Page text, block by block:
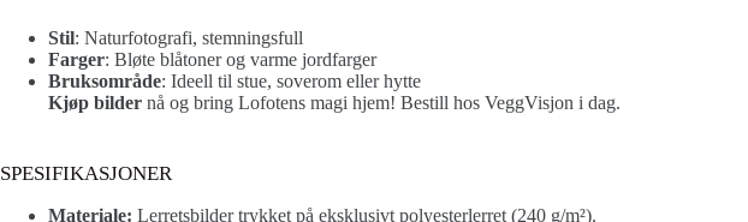
Stil: Naturfotografi, stemningsfull
Farger: Bløte blåtoner og varme jordfarger
Bruksområde: Ideell til stue, soverom eller hytte
Kjøp bilder nå og bring Lofotens magi hjem! Bestill hos VeggVisjon i dag.
SPESIFIKASJONER
Materiale: Lerretsbilder trykket på eksklusivt polyesterlerret (240 g/m²).